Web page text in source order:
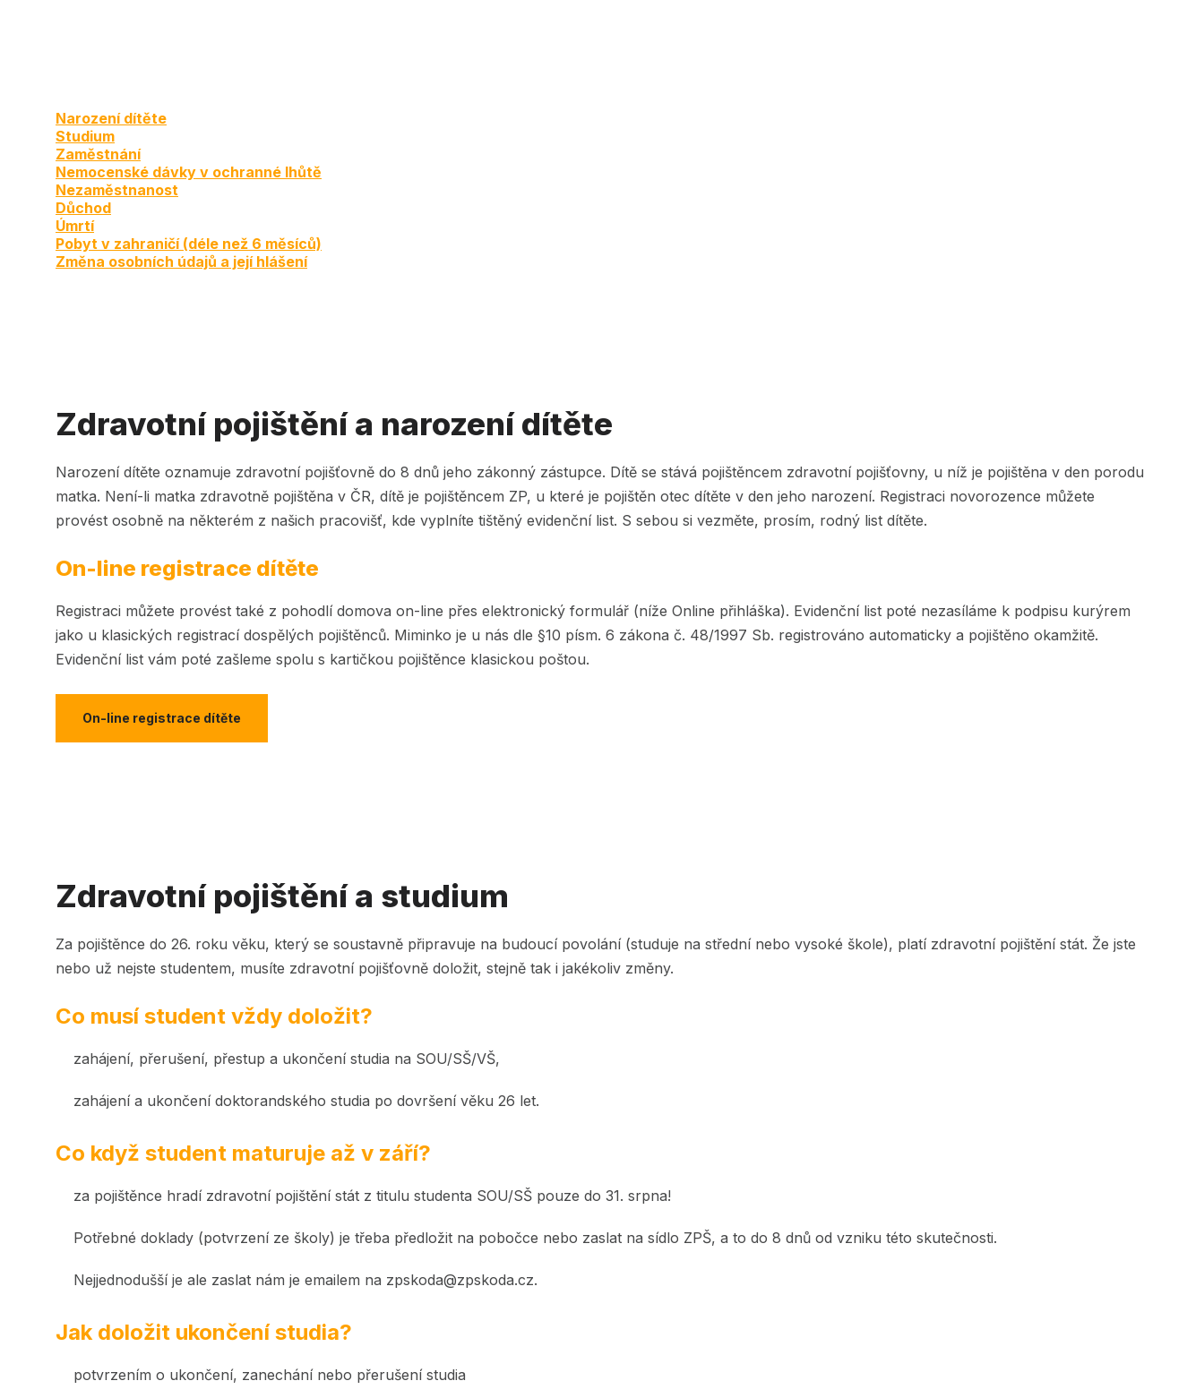
Narození dítěte
Studium
Zaměstnání
Nemocenské dávky v ochranné lhůtě
Nezaměstnanost
Důchod
Úmrtí
Pobyt v zahraničí (déle než 6 měsíců)
Změna osobních údajů a její hlášení
Zdravotní pojištění a narození dítěte
Narození dítěte oznamuje zdravotní pojišťovně do 8 dnů jeho zákonný zástupce. Dítě se stává pojištěncem zdravotní pojišťovny, u níž je pojištěna v den porodu
matka. Není-li matka zdravotně pojištěna v ČR, dítě je pojištěncem ZP, u které je pojištěn otec dítěte v den jeho narození. Registraci novorozence můžete
provést osobně na některém z našich pracovišť, kde vyplníte tištěný evidenční list. S sebou si vezměte, prosím, rodný list dítěte.
On-line registrace dítěte
Registraci můžete provést také z pohodlí domova on-line přes elektronický formulář (níže Online přihláška). Evidenční list poté nezasíláme k podpisu kurýrem
jako u klasických registrací dospělých pojištěnců. Miminko je u nás dle §10 písm. 6 zákona č. 48/1997 Sb. registrováno automaticky a pojištěno okamžitě.
Evidenční list vám poté zašleme spolu s kartičkou pojištěnce klasickou poštou.
On-line registrace dítěte
Zdravotní pojištění a studium
Za pojištěnce do 26. roku věku, který se soustavně připravuje na budoucí povolání (studuje na střední nebo vysoké škole), platí zdravotní pojištění stát. Že jste
nebo už nejste studentem, musíte zdravotní pojišťovně doložit, stejně tak i jakékoliv změny.
Co musí student vždy doložit?
zahájení, přerušení, přestup a ukončení studia na SOU/SŠ/VŠ,
zahájení a ukončení doktorandského studia po dovršení věku 26 let.
Co když student maturuje až v září?
za pojištěnce hradí zdravotní pojištění stát z titulu studenta SOU/SŠ pouze do 31. srpna!
Potřebné doklady (potvrzení ze školy) je třeba předložit na pobočce nebo zaslat na sídlo ZPŠ, a to do 8 dnů od vzniku této skutečnosti.
Nejjednodušší je ale zaslat nám je emailem na zpskoda@zpskoda.cz.
Jak doložit ukončení studia?
potvrzením o ukončení, zanechání nebo přerušení studia